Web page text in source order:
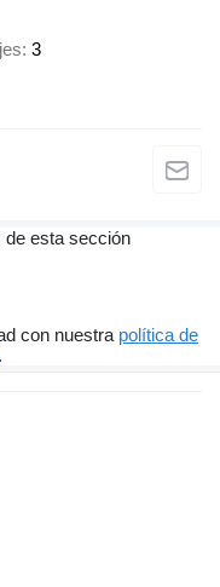
3
de esta sección
con nuestra política de
.